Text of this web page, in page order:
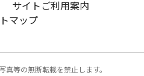
サイトご利用案内
マップ
真等の無断転載を禁止します。